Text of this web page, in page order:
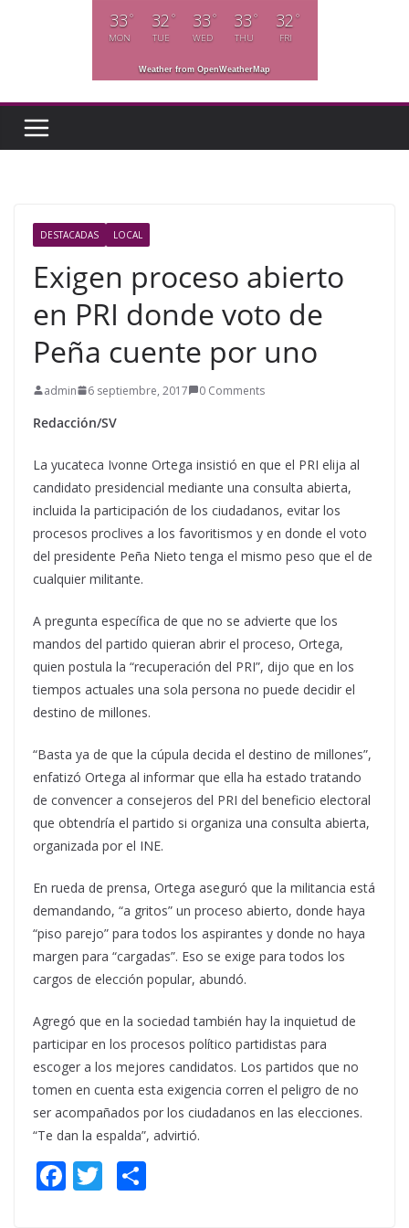
33°
MON
32 °
TUE
33°
WED
33°
THU
32 °
FRI
Weather from OpenWeatherMap
DESTACADAS LOCAL
Exigen proceso abierto
en PRI donde voto de
Peña cuente por uno
admin 6 septiembre, 2017 0 Comments
Redacción/SV
La yucateca Ivonne Ortega insistió en que el PRI elija al
candidato presidencial mediante una consulta abierta,
incluida la participación de los ciudadanos, evitar los
procesos proclives a los favoritismos y en donde el voto
del presidente Peña Nieto tenga el mismo peso que el de
cualquier militante.
A pregunta específica de que no se advierte que los
mandos del partido quieran abrir el proceso, Ortega,
quien postula la “recuperación del PRI”, dijo que en los
tiempos actuales una sola persona no puede decidir el
destino de millones.
“Basta ya de que la cúpula decida el destino de millones”,
enfatizó Ortega al informar que ella ha estado tratando
de convencer a consejeros del PRI del beneficio electoral
que obtendría el partido si organiza una consulta abierta,
organizada por el INE.
En rueda de prensa, Ortega aseguró que la militancia está
demandando, “a gritos” un proceso abierto, donde haya
“piso parejo” para todos los aspirantes y donde no haya
margen para “cargadas”. Eso se exige para todos los
cargos de elección popular, abundó.
Agregó que en la sociedad también hay la inquietud de
participar en los procesos político partidistas para
escoger a los mejores candidatos. Los partidos que no
tomen en cuenta esta exigencia corren el peligro de no
ser acompañados por los ciudadanos en las elecciones.
“Te dan la espalda”, advirtió.
F T